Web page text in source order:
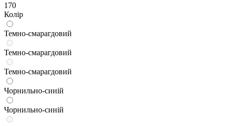
170
Колір
Темно-смарагдовий
Темно-смарагдовий
Темно-смарагдовий
Чорнильно-синій
Чорнильно-синій